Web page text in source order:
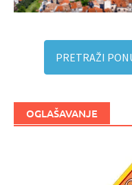
PRETRAŽI
OGLAŠAVANJE